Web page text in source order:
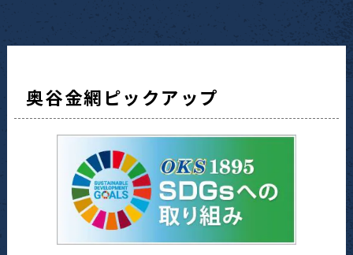
奥谷金網ピックアップ